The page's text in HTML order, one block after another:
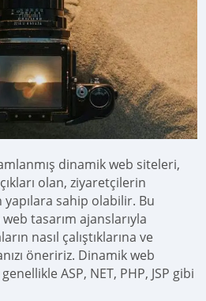
dinamik web siteleri,
olan, ziyaretçilerin
sahip olabilir. Bu
tasarım ajanslarıyla
nasıl çalıştıklarına ve
öneririz. Dinamik web
ASP, NET, PHP, JSP gibi